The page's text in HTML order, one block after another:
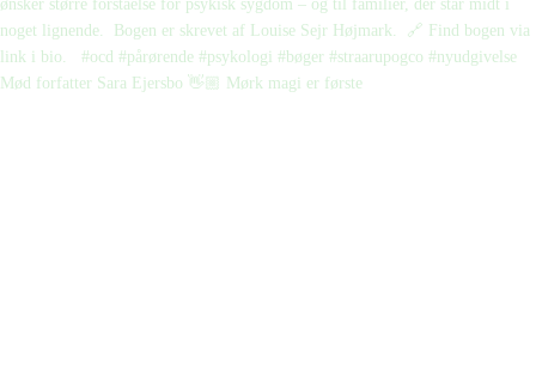
Mød forfatter Sara Ejersbo 👋🏼 Mørk magi er første